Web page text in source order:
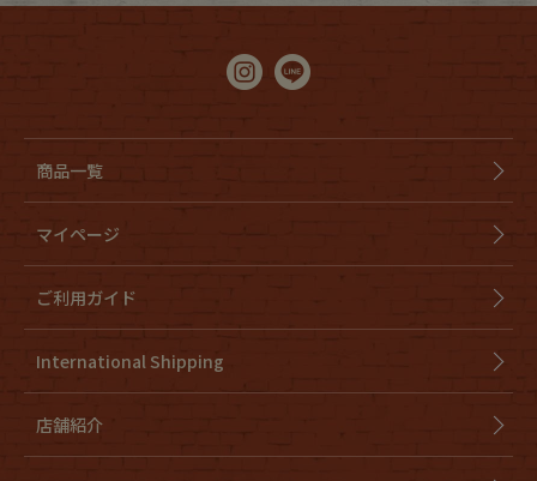
商品一覧
マイページ
ご利用ガイド
International Shipping
店舗紹介